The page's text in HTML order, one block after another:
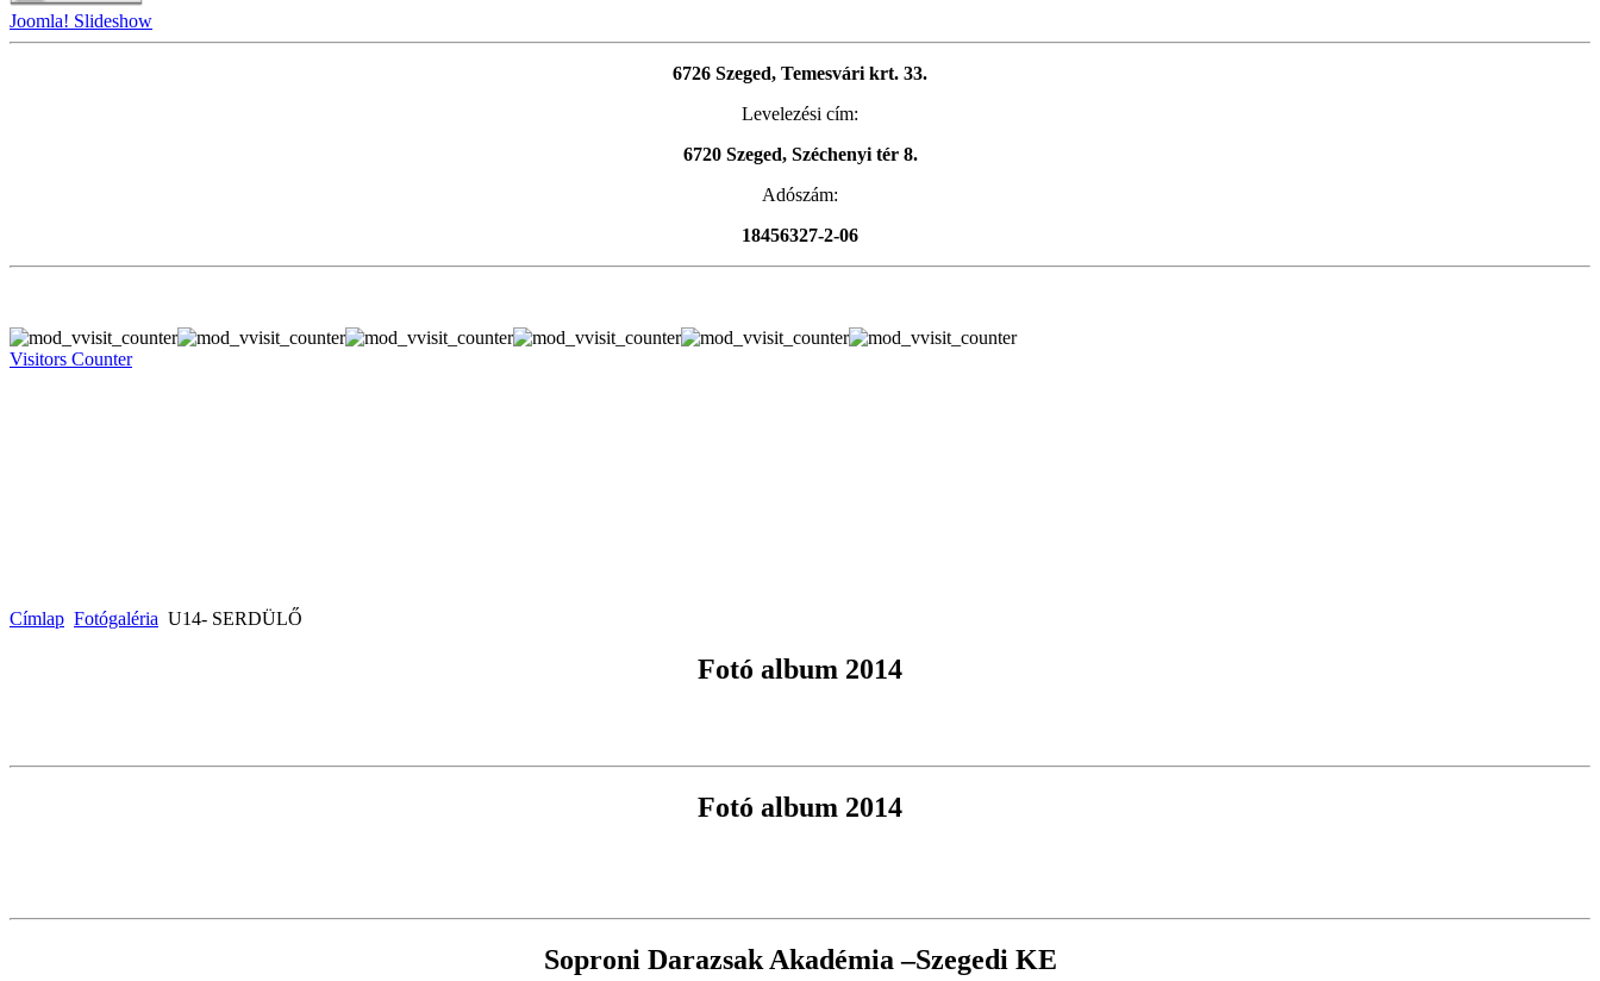
Joomla! Slideshow
6726 Szeged, Temesvári krt. 33.
Levelezési cím:
6720 Szeged, Széchenyi tér 8.
Adószám:
18456327-2-06
Visitors Counter
Címlap Fotógaléria U14- SERDÜLŐ
Fotó album 2014
Fotó album 2014
Soproni Darazsak Akadémia –Szegedi KE